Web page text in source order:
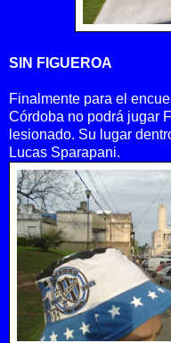
SIN FIGUEROA
Finalmente para el
Córdoba no podrá jugar
lesionado. Su lugar
Lucas Sparapani.